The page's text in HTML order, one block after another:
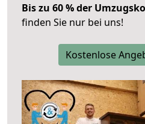
Bis zu 60 % der
finden Sie nur bei uns!
Kostenlose